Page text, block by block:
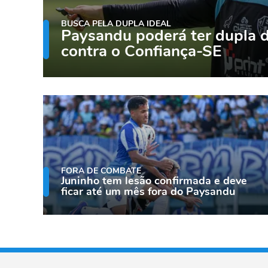
BUSCA PELA DUPLA IDEAL
Paysandu poderá ter dupla
contra o Confiança-SE
FORA DE COMBATE
Juninho tem lesão confirmada e deve
ficar até um mês fora do Paysandu